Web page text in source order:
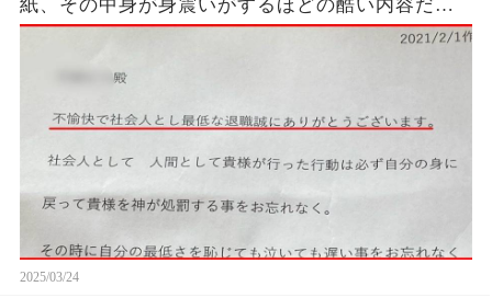
紙、その中身が身震いがするほどの酷い内容だっ
た…...
2025/03/24